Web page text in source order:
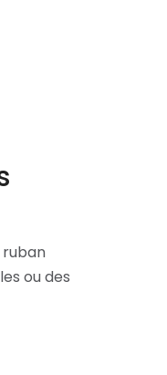
ruban
ou des